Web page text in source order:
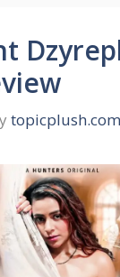
topicplush.com